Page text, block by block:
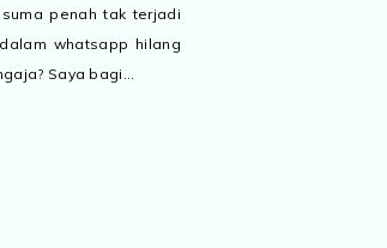
penah tak terjadi
whatsapp hilang
Saya bagi...